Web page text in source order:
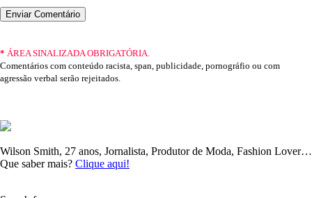
* ÁREA SINALIZADA OBRIGATÓRIA.
Comentários com conteúdo racista, span, publicidade, pornográfio ou com
agressão verbal serão rejeitados.
Wilson Smith, 27 anos, Jornalista, Produtor de Moda, Fashion Lover…
Que saber mais? Clique aqui!